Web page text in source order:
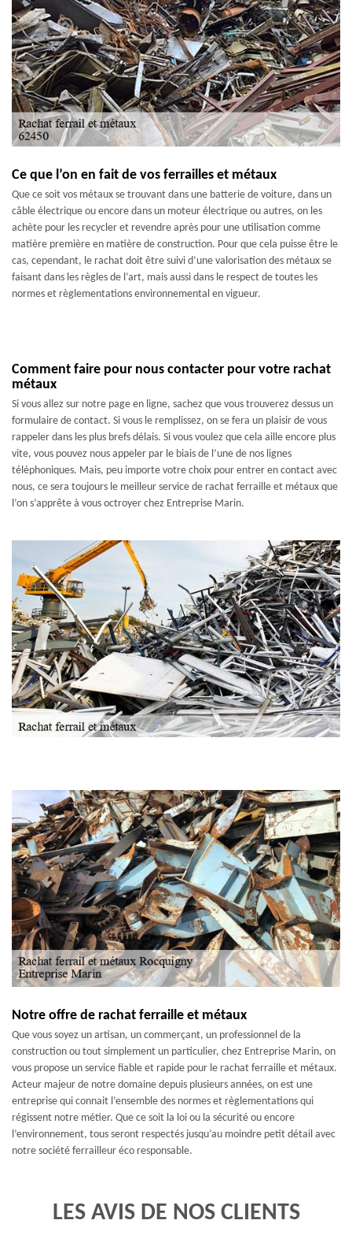
Ce que l’on en fait de vos ferrailles et métaux
Que ce soit vos métaux se trouvant dans une batterie de voiture, dans un
câble électrique ou encore dans un moteur électrique ou autres, on les
achète pour les recycler et revendre après pour une utilisation comme
matière première en matière de construction. Pour que cela puisse être le
cas, cependant, le rachat doit être suivi d’une valorisation des métaux se
faisant dans les règles de l’art, mais aussi dans le respect de toutes les
normes et règlementations environnemental en vigueur.
Comment faire pour nous contacter pour votre rachat
métaux
Si vous allez sur notre page en ligne, sachez que vous trouverez dessus un
formulaire de contact. Si vous le remplissez, on se fera un plaisir de vous
rappeler dans les plus brefs délais. Si vous voulez que cela aille encore plus
vite, vous pouvez nous appeler par le biais de l’une de nos lignes
téléphoniques. Mais, peu importe votre choix pour entrer en contact avec
nous, ce sera toujours le meilleur service de rachat ferraille et métaux que
l’on s’apprête à vous octroyer chez Entreprise Marin.
Notre offre de rachat ferraille et métaux
Que vous soyez un artisan, un commerçant, un professionnel de la
construction ou tout simplement un particulier, chez Entreprise Marin, on
vous propose un service fiable et rapide pour le rachat ferraille et métaux.
Acteur majeur de notre domaine depuis plusieurs années, on est une
entreprise qui connait l’ensemble des normes et règlementations qui
régissent notre métier. Que ce soit la loi ou la sécurité ou encore
l’environnement, tous seront respectés jusqu’au moindre petit détail avec
notre société ferrailleur éco responsable.
LES AVIS DE NOS CLIENTS